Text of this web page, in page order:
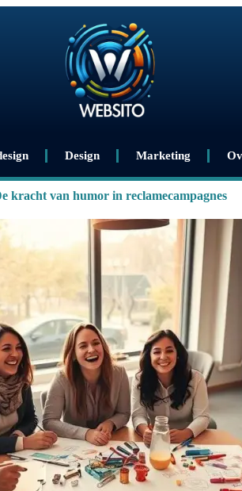
Design Marketing
kracht van humor in reclamecampagnes